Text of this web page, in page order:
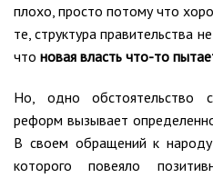
плохо, просто потому что
те, структура правительства
что новая власть что-то
Но, одно обстоятельство
реформ вызывает
В своем обращений к
которого повеяло